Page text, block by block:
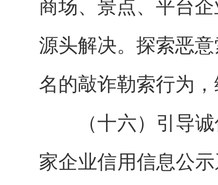
商场、景点、平台
源头解决。探索恶
名的敲诈勒索行为
（十六）引导诚
家企业信用信息公